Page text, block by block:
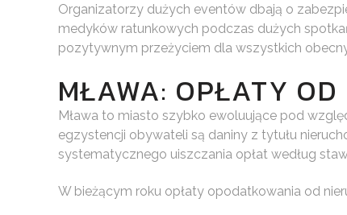
Organizatorzy dużych eventów dbają o
medyków ratunkowych podczas dużych
pozytywnym przeżyciem dla wszystkich
MŁAWA: OPŁATY
Mława to miasto szybko ewoluujące pod
egzystencji obywateli są daniny z tytułu
systematycznego uiszczania opłat według
W bieżącym roku opłaty opodatkowania od